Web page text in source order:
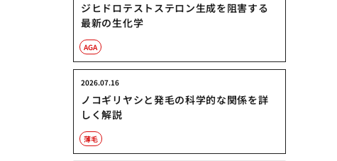
ジヒドロテストステロン生成を阻害する
最新の生化学
AGA
ノコギリヤシと発毛の科学的な関係を詳
しく解説
2026.07.16
薄毛